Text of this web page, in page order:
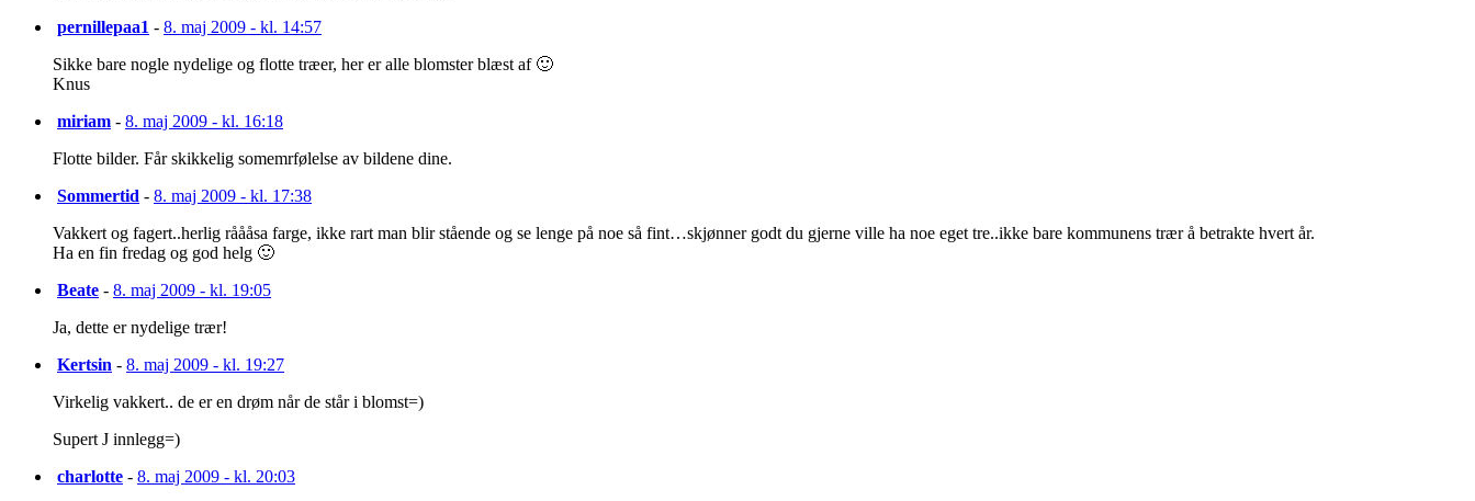
pernillepaa1 - 8. maj 2009 - kl. 14:57
Sikke bare nogle nydelige og flotte træer, her er alle blomster blæst af 🙂
Knus
miriam - 8. maj 2009 - kl. 16:18
Flotte bilder. Får skikkelig somemrfølelse av bildene dine.
Sommertid - 8. maj 2009 - kl. 17:38
Vakkert og fagert..herlig råååsa farge, ikke rart man blir stående og se lenge på noe så fint…skjønner godt du gjerne ville ha noe eget tre..ikke bare kommunens trær å betrakte hvert år.
Ha en fin fredag og god helg 🙂
Beate - 8. maj 2009 - kl. 19:05
Ja, dette er nydelige trær!
Kertsin - 8. maj 2009 - kl. 19:27
Virkelig vakkert.. de er en drøm når de står i blomst=)
Supert J innlegg=)
charlotte - 8. maj 2009 - kl. 20:03